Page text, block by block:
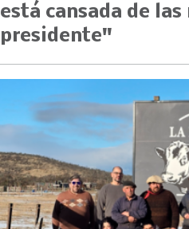
está cansada de
presidente"